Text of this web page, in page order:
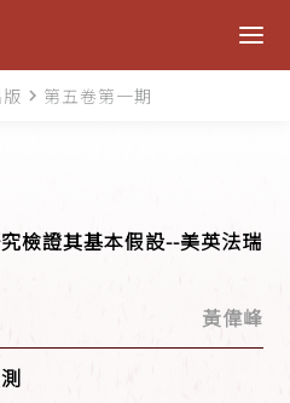
navigate_next 第五卷第一期
檢證其基本假設--美英法瑞
黃偉峰